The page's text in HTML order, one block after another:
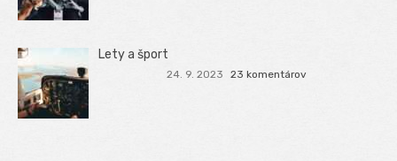
Lety a šport
24. 9. 2023 23 komentárov